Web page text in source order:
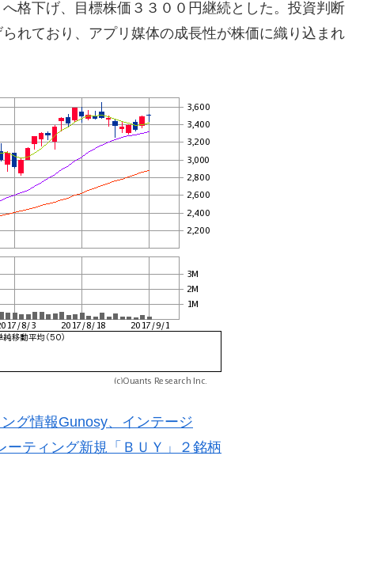
格下げ、目標株価３３００円継続とした。投資判断
れており、アプリ媒体の成長性が株価に織り込まれ
グ情報Gunosy、インテージ
ーティング新規「ＢＵＹ」２銘柄